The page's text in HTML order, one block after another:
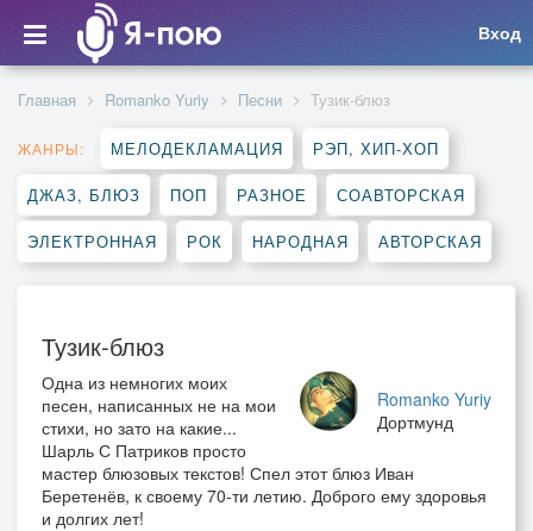
Вход
Главная Romanko Yuriy Песни Тузик-блюз
ЖАНРЫ: МЕЛОДЕКЛАМАЦИЯ РЭП, ХИП-ХОП
ДЖАЗ, БЛЮЗ ПОП РАЗНОЕ СОАВТОРСКАЯ
ЭЛЕКТРОННАЯ РОК НАРОДНАЯ АВТОРСКАЯ
Тузик-блюз
Romanko Yuriy
Дортмунд
Одна из немногих моих
песен, написанных не на мои
стихи, но зато на какие...
Шарль С Патриков просто
мастер блюзовых текстов! Спел этот блюз Иван
Беретенёв, к своему 70-ти летию. Доброго ему здоровья
и долгих лет!